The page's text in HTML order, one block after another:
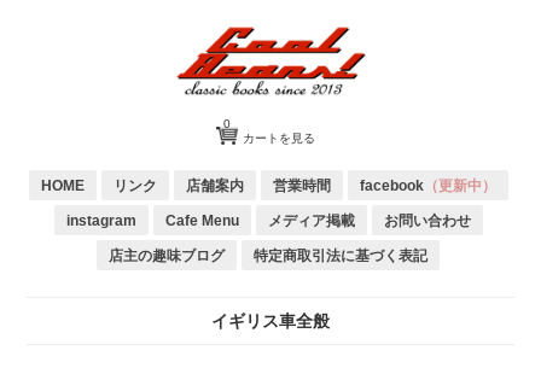
カートを見る
0
HOME リンク 店舗案内 営業時間 facebook（更新中）
instagram Cafe Menu メディア掲載 お問い合わせ
店主の趣味ブログ 特定商取引法に基づく表記
イギリス車全般